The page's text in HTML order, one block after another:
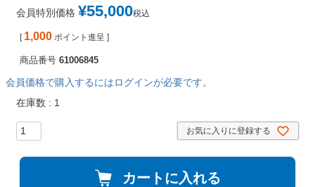
会員特別価格 ¥55,000税込
[ 1,000 ポイント進呈 ]
商品番号 61006845
会員価格で購入するにはログインが必要です。
在庫数
1
お気に入りに登録する
カートに入れる